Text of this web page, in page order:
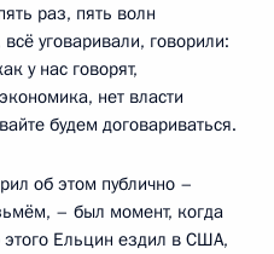
раз, пять волн
уговаривали, говорили:
у нас говорят,
нет власти
будем договариваться.
об этом публично –
– был момент, когда
Ельцин ездил в США,